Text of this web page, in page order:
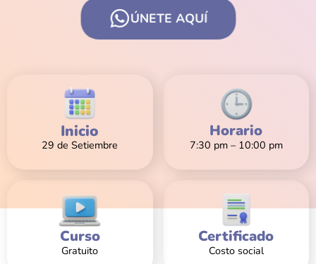
ÚNETE AQUÍ
Inicio
29 de Setiembre
Horario
7:30 pm – 10:00 pm
Curso
Gratuito
Certificado
Costo social